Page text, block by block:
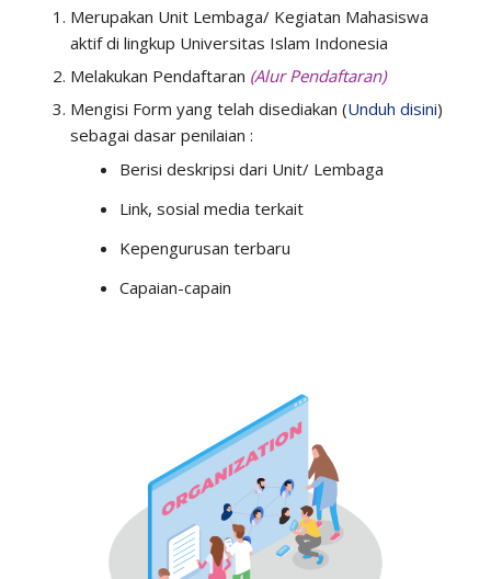
Merupakan Unit Lembaga/ Kegiatan Mahasiswa
aktif di lingkup Universitas Islam Indonesia
Melakukan Pendaftaran (Alur Pendaftaran)
Mengisi Form yang telah disediakan (Unduh disini)
sebagai dasar penilaian :
Berisi deskripsi dari Unit/ Lembaga
Link, sosial media terkait
Kepengurusan terbaru
Capaian-capain